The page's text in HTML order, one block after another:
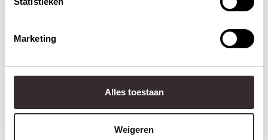
Marketing
Alles toestaan
Weigeren
MEER NIEUWS